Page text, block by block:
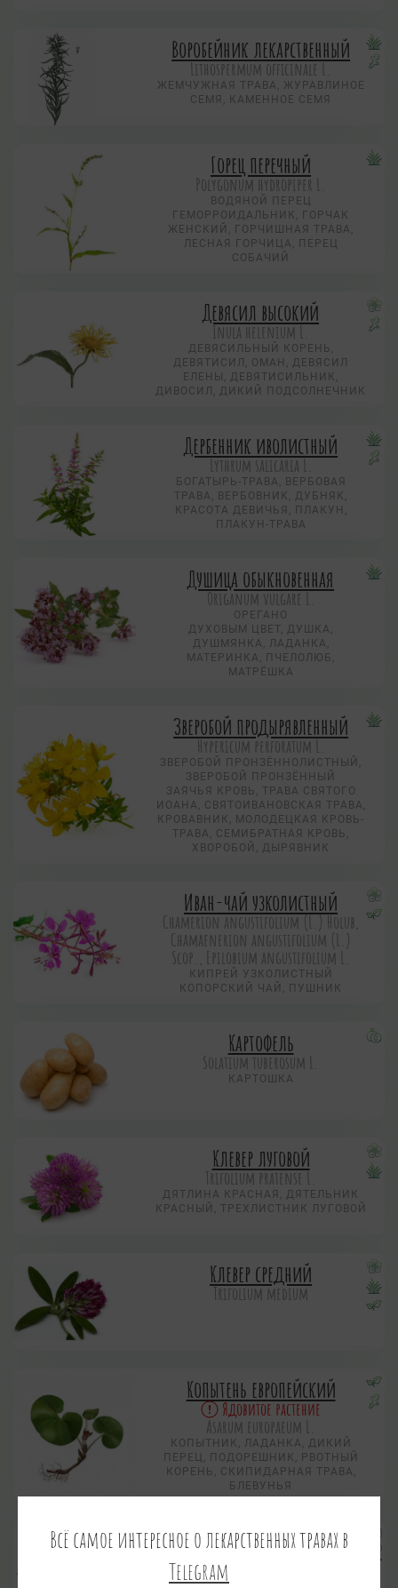
Воробейник лекарственный
Lithospermum officinale L.
ЖЕМЧУЖНАЯ ТРАВА, ЖУРАВЛИНОЕ
СЕМЯ, КАМЕННОЕ СЕМЯ
Горец перечный
Polygonum hydropiper L.
ВОДЯНОЙ ПЕРЕЦ
ГЕМОРРОИДАЛЬНИК, ГОРЧАК
ЖЕНСКИЙ, ГОРЧИШНАЯ ТРАВА,
ЛЕСНАЯ ГОРЧИЦА, ПЕРЕЦ
СОБАЧИЙ
Девясил высокий
Inula helenium L.
ДЕВЯСИЛЬНЫЙ КОРЕНЬ,
ДЕВЯТИСИЛ, ОМАН, ДЕВЯСИЛ
ЕЛЕНЫ, ДЕВЯТИСИЛЬНИК,
ДИВОСИЛ, ДИКИЙ ПОДСОЛНЕЧНИК
Дербенник иволистный
Lythrum salicaria L.
БОГАТЫРЬ-ТРАВА, ВЕРБОВАЯ
ТРАВА, ВЕРБОВНИК, ДУБНЯК,
КРАСОТА ДЕВИЧЬЯ, ПЛАКУН,
ПЛАКУН-ТРАВА
Душица обыкновенная
Origanum vulgare L.
ОРЕГАНО
ДУХОВЫМ ЦВЕТ, ДУШКА,
ДУШМЯНКА, ЛАДАНКА,
МАТЕРИНКА, ПЧЕЛОЛЮБ,
МАТРЁШКА
Зверобой продырявленный
Hypericum perforatum L.
ЗВЕРОБОЙ ПРОНЗЁННОЛИСТНЫЙ,
ЗВЕРОБОЙ ПРОНЗЁННЫЙ
ЗАЯЧЬЯ КРОВЬ, ТРАВА СВЯТОГО
ИОАНА, СВЯТОИВАНОВСКАЯ ТРАВА,
КРОВАВНИК, МОЛОДЕЦКАЯ КРОВЬ-
ТРАВА, СЕМИБРАТНАЯ КРОВЬ,
ХВОРОБОЙ, ДЫРЯВНИК
Иван-чай узколистный
Chamerion angustifolium (L.) Holub,
Chamaenerion angustifolium (L.)
Scop., Epilobium angustifolium L.
КИПРЕЙ УЗКОЛИСТНЫЙ
КОПОРСКИЙ ЧАЙ, ПУШНИК
Картофель
Solatium tuberosum L.
КАРТОШКА
Клевер луговой
Trifolium pratense L.
ДЯТЛИНА КРАСНАЯ, ДЯТЕЛЬНИК
КРАСНЫЙ, ТРЕХЛИСТНИК ЛУГОВОЙ
Клевер средний
Trifolium medium
Копытень европейский
Ядовитое растение
Asarum europaeum L.
КОПЫТНИК, ЛАДАНКА, ДИКИЙ
ПЕРЕЦ, ПОДОРЕШНИК, РВОТНЫЙ
КОРЕНЬ, СКИПИДАРНАЯ ТРАВА,
БЛЕВУНЬЯ
Корица
Cinnamomum verum
КОРИЧНИК ЦЕЙЛОНСКИЙ
Всё самое интересное о лекарственных травах в
Telegram